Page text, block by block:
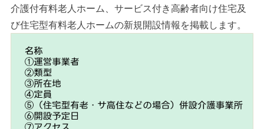
介護付有料老人ホーム、サービス付き高齢者向け住宅及
び住宅型有料老人ホームの新規開設情報を掲載します。